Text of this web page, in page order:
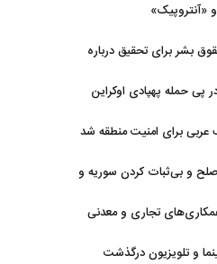
«آنتروپیک»
بشر برای تحقیق درباره
حمله پهپادی اوکراین
برای امنیت منطقه شد
صلح و بی‌ثبات کردن سوریه و
تجاری و معدنی
و تلویزیون درگذشت